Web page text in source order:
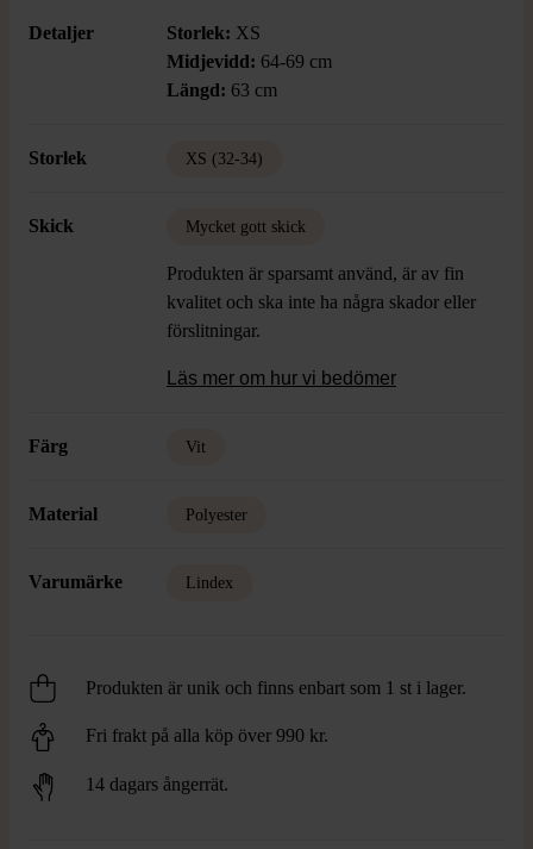
Detaljer Storlek: XS
Midjevidd: 64-69 cm
Längd: 63 cm
Storlek XS (32-34)
Skick Mycket gott skick
Produkten är sparsamt använd, är av fin
kvalitet och ska inte ha några skador eller
förslitningar.
Läs mer om hur vi bedömer
Färg Vit
Material Polyester
Varumärke Lindex
Produkten är unik och finns enbart som 1 st i lager.
Fri frakt på alla köp över 990 kr.
14 dagars ångerrät.